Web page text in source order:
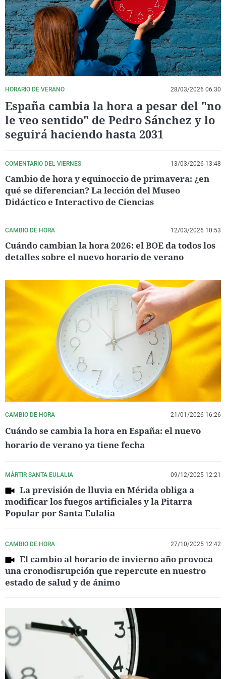
La rosa de los vientos
Gente viajera
Como el perro y el
Caso
Retornados
Equipo de
Operación Viuda
Extremadura
Galicia
La Rioja
Navarra
País Vasco
Virales
Televisión
Elecciones
HORARIO DE VERANO 28/03/2026 06:30
España cambia la hora a pesar del "no
le veo sentido" de Pedro Sánchez y lo
seguirá haciendo hasta 2031
COMENTARIO DEL VIERNES 13/03/2026 13:48
Cambio de hora y equinoccio de primavera: ¿en
qué se diferencian? La lección del Museo
Didáctico e Interactivo de Ciencias
CAMBIO DE HORA 12/03/2026 10:53
Cuándo cambian la hora 2026: el BOE da todos los
detalles sobre el nuevo horario de verano
CAMBIO DE HORA 21/01/2026 16:26
Cuándo se cambia la hora en España: el nuevo
horario de verano ya tiene fecha
MÁRTIR SANTA EULALIA 09/12/2025 12:21
La previsión de lluvia en Mérida obliga a
modificar los fuegos artificiales y la Pitarra
Popular por Santa Eulalia
CAMBIO DE HORA 27/10/2025 12:42
El cambio al horario de invierno año provoca
una cronodisrupción que repercute en nuestro
estado de salud y de ánimo